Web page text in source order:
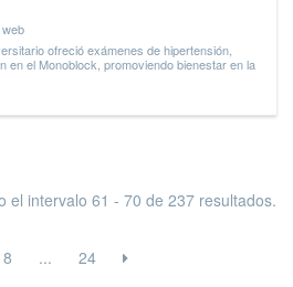
ofreció exámenes de hipertensión,
en el Monoblock, promoviendo bienestar en la
el intervalo 61 - 70 de 237 resultados.
8 ... 24